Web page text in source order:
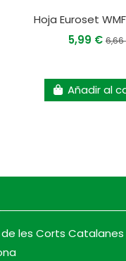
Hoja Euroset
5,99 €
Añadir al
les Corts Catalanes